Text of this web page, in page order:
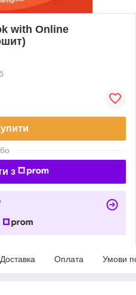
with Online
з
Доставка Оплата Умови